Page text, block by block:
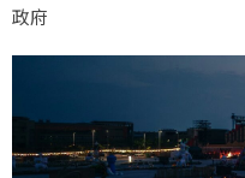
政府